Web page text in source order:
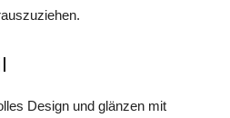
Design und glänzen mit